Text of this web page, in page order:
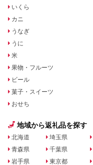
いくら
カニ
うなぎ
うに
米
果物・フルーツ
ビール
菓子・スイーツ
おせち
地域から返礼品を探す
北海道
青森県
岩手県
埼玉県
千葉県
東京都